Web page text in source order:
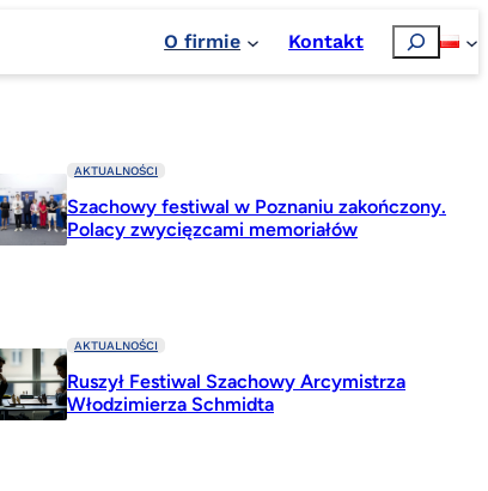
O firmie Kontakt Szukaj
AKTUALNOŚCI
Szachowy festiwal w Poznaniu zakończony.
Polacy zwycięzcami memoriałów
AKTUALNOŚCI
Ruszył Festiwal Szachowy Arcymistrza
Włodzimierza Schmidta